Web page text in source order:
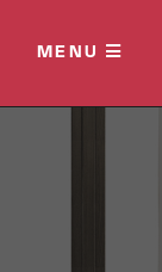
MENU